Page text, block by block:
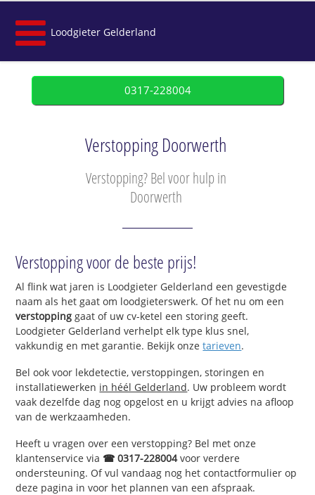
Loodgieter Gelderland
0317-228004
Verstopping Doorwerth
Verstopping? Bel voor hulp in
Doorwerth
Verstopping voor de beste prijs!
Al flink wat jaren is Loodgieter Gelderland een gevestigde
naam als het gaat om loodgieterswerk. Of het nu om een
verstopping gaat of uw cv-ketel een storing geeft.
Loodgieter Gelderland verhelpt elk type klus snel,
vakkundig en met garantie. Bekijk onzetarieven.
Bel ook voor lekdetectie, verstoppingen, storingen en
installatiewerken in héél Gelderland. Uw probleem wordt
vaak dezelfde dag nog opgelost en u krijgt advies na afloop
van de werkzaamheden.
Heeft u vragen over een verstopping? Bel met onze
klantenservice via ☎ 0317-228004voor verdere
ondersteuning. Of vul vandaag nog het contactformulier op
deze pagina in voor het plannen van een afspraak.